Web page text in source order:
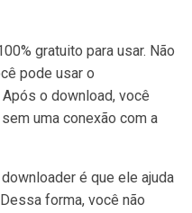
gratuito para usar. Não
pode usar o
o download, você
uma conexão com a
é que ele ajuda
forma, você não